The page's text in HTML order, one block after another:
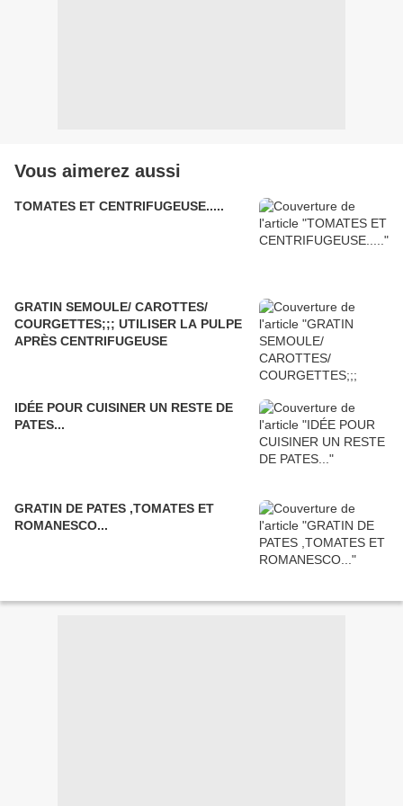
Vous aimerez aussi
TOMATES ET CENTRIFUGEUSE.....
GRATIN SEMOULE/ CAROTTES/
COURGETTES;;; UTILISER LA PULPE
APRÈS CENTRIFUGEUSE
IDÉE POUR CUISINER UN RESTE DE
PATES...
GRATIN DE PATES ,TOMATES ET
ROMANESCO...